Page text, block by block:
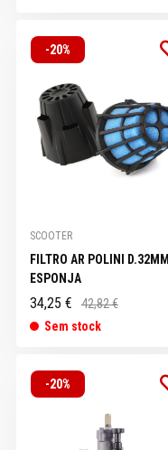
-20%
SCOOTER
FILTRO AR POLINI D.32MM
ESPONJA
34,25 €
42,82 €
Sem stock
-20%